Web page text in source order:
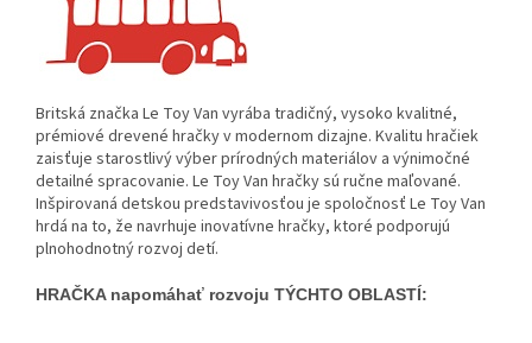
Britská značka Le Toy Van vyrába tradičný, vysoko kvalitné,
prémiové drevené hračky v modernom dizajne. Kvalitu hračiek
zaisťuje starostlivý výber prírodných materiálov a výnimočné
detailné spracovanie. Le Toy Van hračky sú ručne maľované.
Inšpirovaná detskou predstavivosťou je spoločnosť Le Toy Van
hrdá na to, že navrhuje inovatívne hračky, ktoré podporujú
plnohodnotný rozvoj detí.
HRAČKA napomáhať rozvoju TÝCHTO OBLASTÍ: